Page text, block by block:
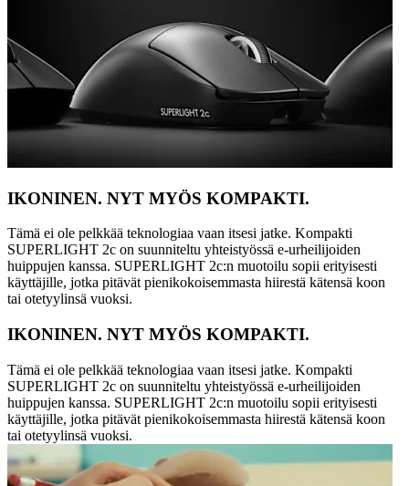
IKONINEN. NYT MYÖS KOMPAKTI.
Tämä ei ole pelkkää teknologiaa vaan itsesi jatke. Kompakti
SUPERLIGHT 2c on suunniteltu yhteistyössä e-urheilijoiden
huippujen kanssa. SUPERLIGHT 2c:n muotoilu sopii erityisesti
käyttäjille, jotka pitävät pienikokoisemmasta hiirestä kätensä koon
tai otetyylinsä vuoksi.
IKONINEN. NYT MYÖS KOMPAKTI.
Tämä ei ole pelkkää teknologiaa vaan itsesi jatke. Kompakti
SUPERLIGHT 2c on suunniteltu yhteistyössä e-urheilijoiden
huippujen kanssa. SUPERLIGHT 2c:n muotoilu sopii erityisesti
käyttäjille, jotka pitävät pienikokoisemmasta hiirestä kätensä koon
tai otetyylinsä vuoksi.